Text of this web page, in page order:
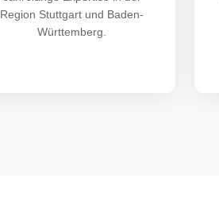
Region Stuttgart und Baden-
Württemberg.